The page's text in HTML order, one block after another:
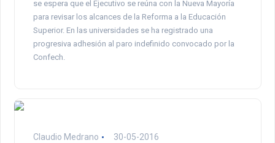
se espera que el Ejecutivo se reúna con la Nueva Mayoría
para revisar los alcances de la Reforma a la Educación
Superior. En las universidades se ha registrado una
progresiva adhesión al paro indefinido convocado por la
Confech.
Claudio Medrano 30-05-2016